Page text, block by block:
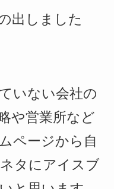
出しました
いない会社の
や営業所など
ページから自
タにアイスブ